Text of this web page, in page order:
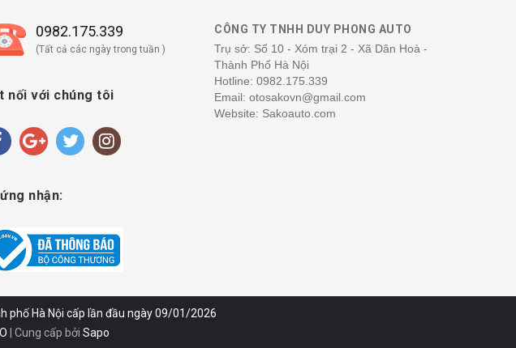
0982.175.339
(Tất cả các ngày trong tuần )
nối với chúng tôi
nhận:
CÔNG TY TNHH DUY PHONG AUTO
Trụ sở: Số 10 - Xóm trại 2 - Xã Dân Hoà -
Thành Phố Hà Nội
Hotline: 0982.175.339
Email: otosakovn@gmail.com
Website: Sakoauto.com
phố Hà Nội cấp lần đầu ngày 09/01/2026
Cung cấp bởi Sapo